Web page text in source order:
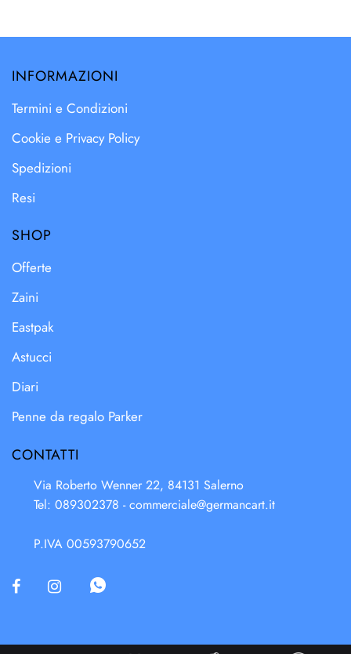
INFORMAZIONI
Termini e Condizioni
Cookie e Privacy Policy
Spedizioni
Resi
SHOP
Offerte
Zaini
Eastpak
Astucci
Diari
Penne da regalo Parker
CONTATTI
Via Roberto Wenner 22, 84131 Salerno
Tel: 089302378 -commerciale@germancart.it
P.IVA 00593790652